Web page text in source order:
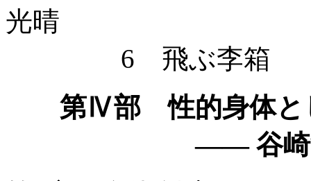
光晴
6 飛ぶ李箱
第Ⅳ部 性的身体と
—— 谷崎潤